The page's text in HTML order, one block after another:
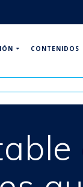
CONTENIDOS